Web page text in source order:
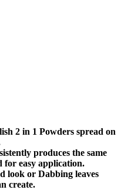
2 in 1 Powders spread on
produces the same
for easy application.
look or Dabbing leaves
create.